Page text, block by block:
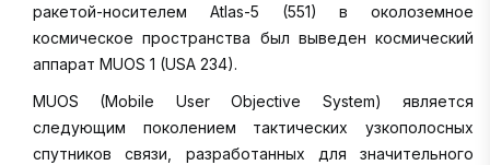
ракетой-носителем Atlas-5 (551) в околоземное
космическое пространства был выведен космический
аппарат MUOS 1 (USA 234).
MUOS (Mobile User Objective System) является
следующим поколением тактических узкополосных
спутников связи, разработанных для значительного